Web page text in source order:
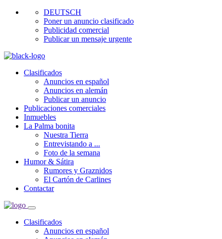
DEUTSCH
Poner un anuncio clasificado
Publicidad comercial
Publicar un mensaje urgente
Clasificados
Anuncios en español
Anuncios en alemán
Publicar un anuncio
Publicaciones comerciales
Inmuebles
La Palma bonita
Nuestra Tierra
Entrevistando a ...
Foto de la semana
Humor & Sátira
Rumores y Graznidos
El Cartón de Carlines
Contactar
Clasificados
Anuncios en español